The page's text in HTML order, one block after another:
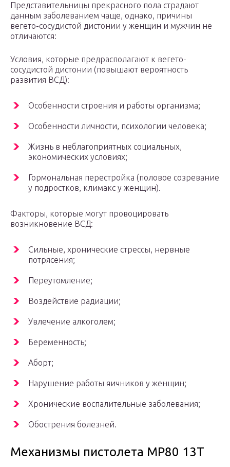
Представительницы прекрасного пола страдают
данным заболеванием чаще, однако, причины
вегето-сосудистой дистонии у женщин и мужчин не
отличаются:
Условия, которые предрасполагают к вегето-
сосудистой дистонии (повышают вероятность
развития ВСД):
Особенности строения и работы организма;
Особенности личности, психологии человека;
Жизнь в неблагоприятных социальных,
экономических условиях;
Гормональная перестройка (половое созревание
у подростков, климакс у женщин).
Факторы, которые могут провоцировать
возникновение ВСД:
Сильные, хронические стрессы, нервные
потрясения;
Переутомление;
Воздействие радиации;
Увлечение алкоголем;
Беременность;
Аборт;
Нарушение работы яичников у женщин;
Хронические воспалительные заболевания;
Обострения болезней.
Механизмы пистолета МР80 13Т